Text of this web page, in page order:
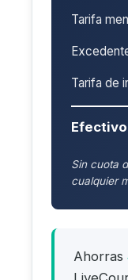
Tarifa
Tarifa de
Sin cuota
cualquier
Ahorras